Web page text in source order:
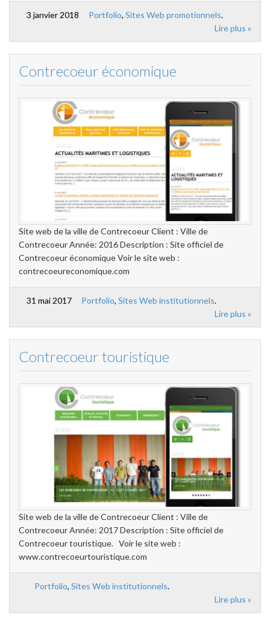
3 janvier 2018 Portfolio, Sites Web promotionnels.
Lire plus »
Contrecoeur économique
Site web de la ville de Contrecoeur Client : Ville de
Contrecoeur Année: 2016 Description : Site officiel de
Contrecoeur économique Voir le site web :
contrecoeureconomique.com
31 mai 2017 Portfolio, Sites Web institutionnels.
Lire plus »
Contrecoeur touristique
Site web de la ville de Contrecoeur Client : Ville de
Contrecoeur Année: 2017 Description : Site officiel de
Contrecoeur touristique. Voir le site web :
www.contrecoeurtouristique.com
Portfolio, Sites Web institutionnels.
Lire plus »